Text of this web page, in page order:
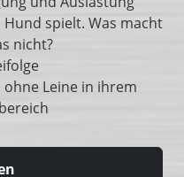
spielt. Was macht
nicht?
Leine in ihrem